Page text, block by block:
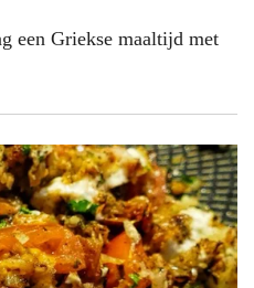
een Griekse maaltijd met